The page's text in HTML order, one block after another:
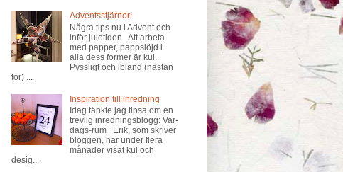
Adventsstjärnor!
Några tips nu i Advent och
inför juletiden. Att arbeta
med papper, pappslöjd i
alla dess former är kul.
Pyssligt och ibland (nästan
för) ...
Inspiration till inredning
Idag tänkte jag tipsa om en
trevlig inredningsblogg: Var-
dags-rum Erik, som skriver
bloggen, har under flera
månader visat kul och
desig...